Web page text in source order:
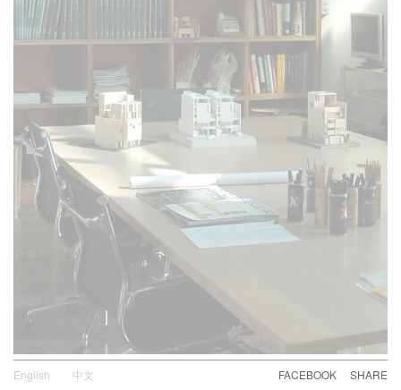
English 中文 SHARE
FACEBOOK